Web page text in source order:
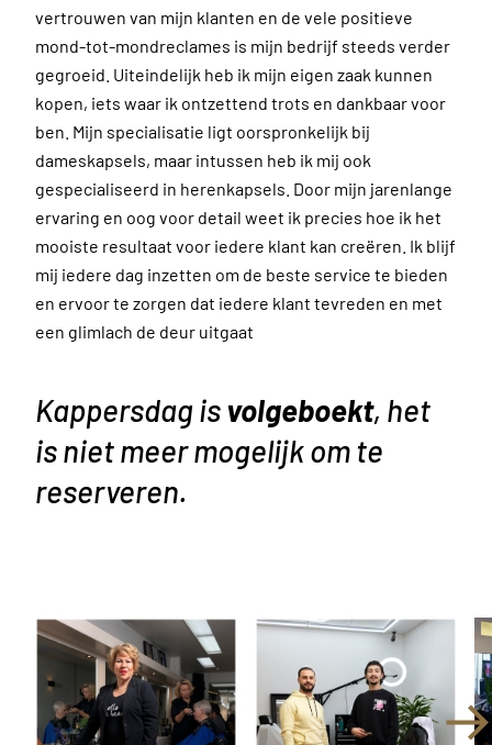
vertrouwen van mijn klanten en de vele positieve
mond-tot-mondreclames is mijn bedrijf steeds verder
gegroeid. Uiteindelijk heb ik mijn eigen zaak kunnen
kopen, iets waar ik ontzettend trots en dankbaar voor
ben. Mijn specialisatie ligt oorspronkelijk bij
dameskapsels, maar intussen heb ik mij ook
gespecialiseerd in herenkapsels. Door mijn jarenlange
ervaring en oog voor detail weet ik precies hoe ik het
mooiste resultaat voor iedere klant kan creëren. Ik blijf
mij iedere dag inzetten om de beste service te bieden
en ervoor te zorgen dat iedere klant tevreden en met
een glimlach de deur uitgaat
Kappersdag isvolgeboekt, het
is niet meer mogelijk om te
reserveren.